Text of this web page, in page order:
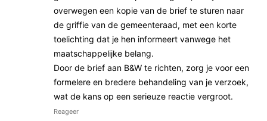
overwegen een kopie van de brief te sturen naar
de griffie van de gemeenteraad, met een korte
toelichting dat je hen informeert vanwege het
maatschappelijke belang.
Door de brief aan B&W te richten, zorg je voor een
formelere en bredere behandeling van je verzoek,
wat de kans op een serieuze reactie vergroot.
Reageer